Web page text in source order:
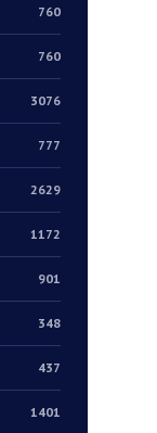
760
760
3076
777
2629
1172
901
348
437
1401